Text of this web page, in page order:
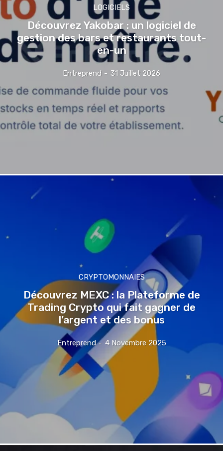
LOGICIELS
Découvrez Yakobar : un logiciel de
gestion des bars et restaurants tout-
en-un
Entreprend - 31 Juillet 2026
CRYPTOMONNAIES
Découvrez MEXC : la Plateforme de
Trading Crypto qui fait gagner de
l’argent et des bonus
Entreprend - 4 Novembre 2025